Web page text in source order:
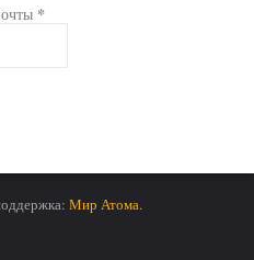
Мир Атома.
*